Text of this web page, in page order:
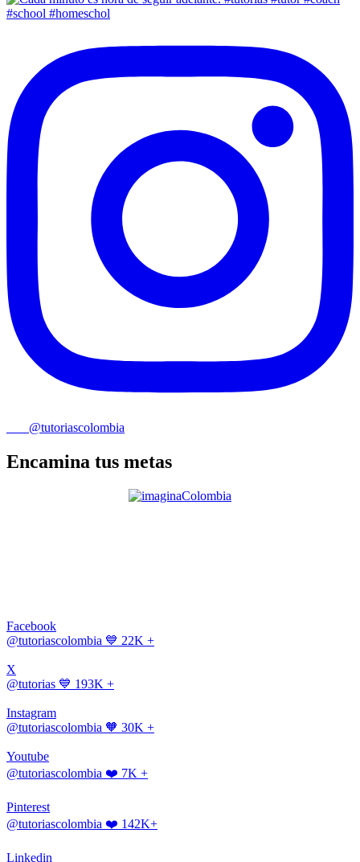
@tutoriascolombia
Encamina tus metas
Facebook
@tutoriascolombia 💙 22K +
X
@tutorias 💙 193K +
Instagram
@tutoriascolombia 🧡 30K +
Youtube
@tutoriascolombia ❤️ 7K +
Pinterest
@tutoriascolombia ❤️ 142K+
Linkedin